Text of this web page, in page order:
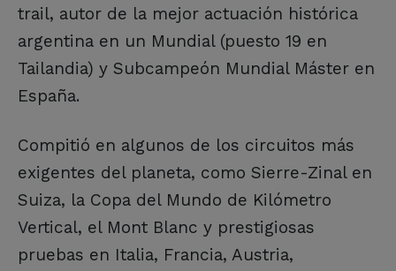
trail, autor de la mejor actuación histórica
argentina en un Mundial (puesto 19 en
Tailandia) y Subcampeón Mundial Máster en
España.
Compitió en algunos de los circuitos más
exigentes del planeta, como Sierre-Zinal en
Suiza, la Copa del Mundo de Kilómetro
Vertical, el Mont Blanc y prestigiosas
pruebas en Italia, Francia, Austria,